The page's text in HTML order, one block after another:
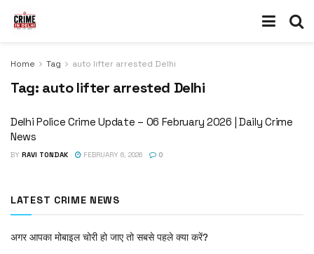
Home Tag auto lifter arrested Delhi
Tag: auto lifter arrested Delhi
Delhi Police Crime Update – 06 February 2026 | Daily Crime
News
BY RAVI TONDAK FEBRUARY 6, 2026 0
LATEST CRIME NEWS
अगर आपका मोबाइल चोरी हो जाए तो सबसे पहले क्या करें?